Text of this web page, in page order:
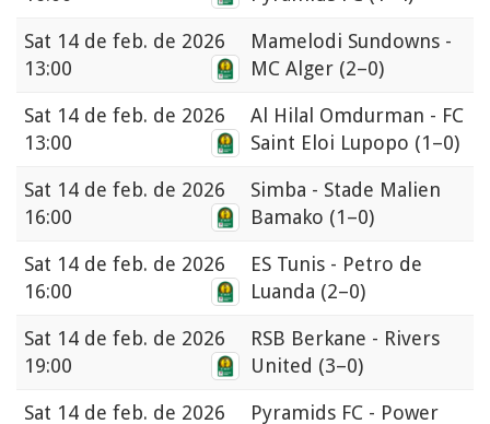
Sat 14 de feb. de 2026
13:00
Mamelodi Sundowns -
MC Alger (2–0)
Sat 14 de feb. de 2026
13:00
Al Hilal Omdurman - FC
Saint Eloi Lupopo (1–0)
Sat 14 de feb. de 2026
16:00
Simba - Stade Malien
Bamako (1–0)
Sat 14 de feb. de 2026
16:00
ES Tunis - Petro de
Luanda (2–0)
Sat 14 de feb. de 2026
19:00
RSB Berkane - Rivers
United (3–0)
Sat 14 de feb. de 2026
Pyramids FC - Power